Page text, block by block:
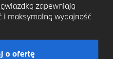
zapewniają
i maksymalną wydajność
o ofertę